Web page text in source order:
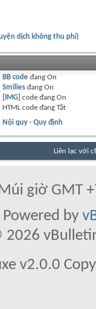
dịch không thu phí)
BB code đang On
Smiliesđang On
[IMG] code đang On
HTML code đang Tắt
Nội quy - Quy định
Liên lạc với
giờ GMT
Powered by
v2.0.0